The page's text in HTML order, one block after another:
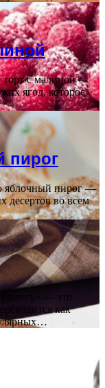
с малиной –
ягод, которое
пирог
яблочный пирог —
десертов во всем
— это
как